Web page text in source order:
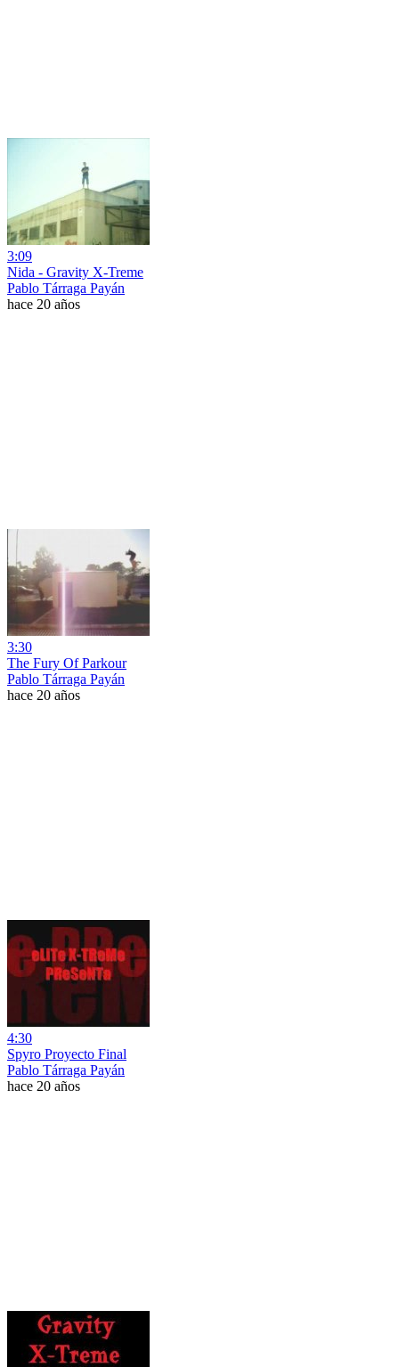
3:09
Nida - Gravity X-Treme
Pablo Tárraga Payán
hace 20 años
3:30
The Fury Of Parkour
Pablo Tárraga Payán
hace 20 años
4:30
Spyro Proyecto Final
Pablo Tárraga Payán
hace 20 años